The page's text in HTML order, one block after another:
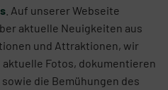
. Auf unserer Webseite
aktuelle Neuigkeiten aus
und Attraktionen, wir
Fotos, dokumentieren
die Bemühungen des